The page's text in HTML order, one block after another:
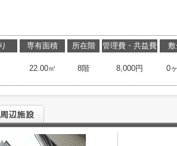
専有面積
22.00㎡
所在階
8階
管理費・共益費
8,000円 0